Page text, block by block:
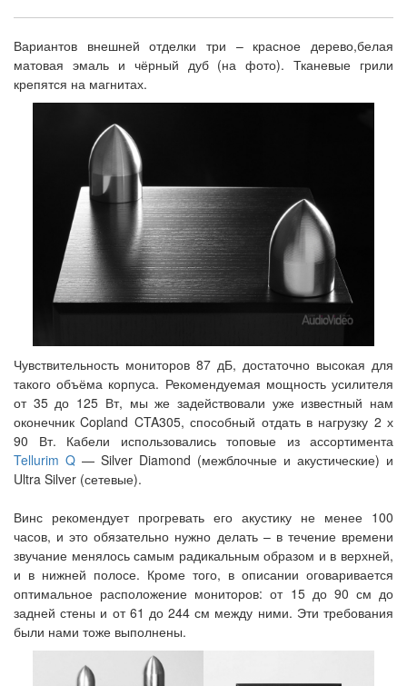
Вариантов внешней отделки три – красное дерево,белая
матовая эмаль и чёрный дуб (на фото). Тканевые грили
крепятся на магнитах.
Чувствительность мониторов 87 дБ, достаточно высокая для
такого объёма корпуса. Рекомендуемая мощность усилителя
от 35 до 125 Вт, мы же задействовали уже известный нам
оконечник Copland CTA305, способный отдать в нагрузку 2 х
90 Вт. Кабели использовались топовые из ассортимента
Tellurim Q — Silver Diamond (межблочные и акустические) и
Ultra Silver (сетевые).
Винс рекомендует прогревать его акустику не менее 100
часов, и это обязательно нужно делать – в течение времени
звучание менялось самым радикальным образом и в верхней,
и в нижней полосе. Кроме того, в описании оговаривается
оптимальное расположение мониторов: от 15 до 90 см до
задней стены и от 61 до 244 см между ними. Эти требования
были нами тоже выполнены.